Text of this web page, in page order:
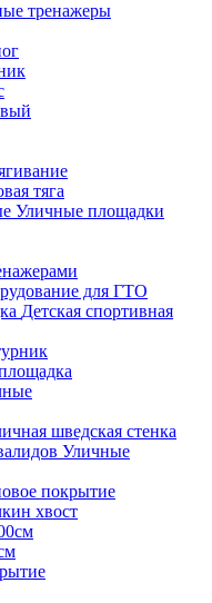
тренажеры
тяга
Уличные площадки
для ГТО
Детская спортивная
шведская стенка
Уличные
покрытие
хвост